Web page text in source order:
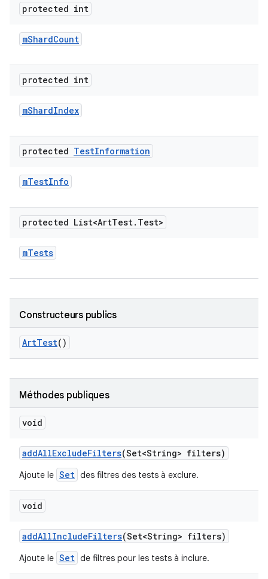
protected int
mShardCount
protected int
mShardIndex
protected TestInformation
mTestInfo
protected List<ArtTest. Test>
mTests
Constructeurs publics
ArtTest()
Méthodes publiques
void
addAllExcludeFilters(Set<String> filters)
Ajoute le Set des filtres des tests à exclure.
void
addAllIncludeFilters(Set<String> filters)
Ajoute le Set de filtres pour les tests à inclure.